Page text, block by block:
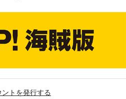
トを発行する